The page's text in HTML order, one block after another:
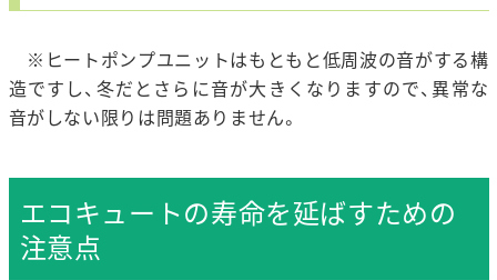
※ヒートポンプユニットはもともと低周波の音がする構
造ですし、冬だとさらに音が大きくなりますので、異常な
音がしない限りは問題ありません。
エコキュートの寿命を延ばすための
注意点